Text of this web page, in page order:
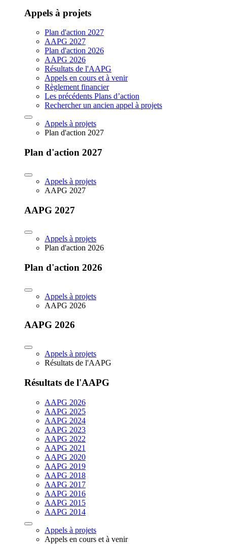
Appels à projets
Plan d'action 2027
AAPG 2027
Plan d'action 2026
AAPG 2026
Résultats de l'AAPG
Appels en cours et à venir
Règlement financier
Les précédents Plans d’action
Rechercher un ancien appel à projets
Appels à projets
Plan d'action 2027
Plan d'action 2027
Appels à projets
AAPG 2027
AAPG 2027
Appels à projets
Plan d'action 2026
Plan d'action 2026
Appels à projets
AAPG 2026
AAPG 2026
Appels à projets
Résultats de l'AAPG
Résultats de l'AAPG
AAPG 2026
AAPG 2025
AAPG 2024
AAPG 2023
AAPG 2022
AAPG 2021
AAPG 2020
AAPG 2019
AAPG 2018
AAPG 2017
AAPG 2016
AAPG 2015
AAPG 2014
Appels à projets
Appels en cours et à venir